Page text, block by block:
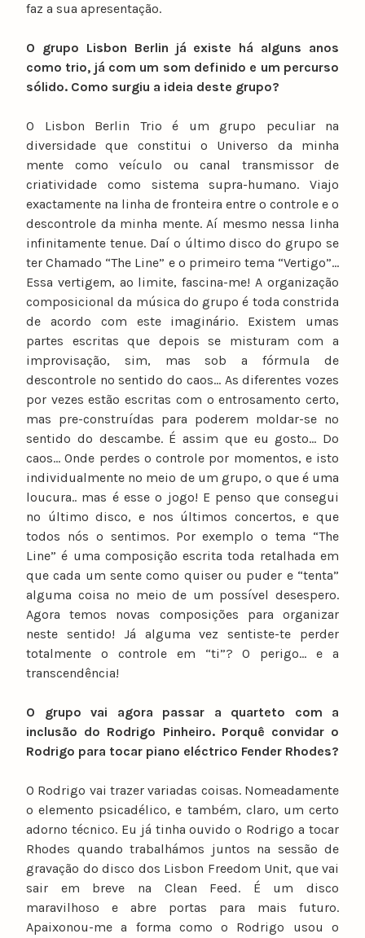
faz a sua apresentação.
O grupo Lisbon Berlin já existe há alguns anos
como trio, já com um som definido e um percurso
sólido. Como surgiu a ideia deste grupo?
O Lisbon Berlin Trio é um grupo peculiar na
diversidade que constitui o Universo da minha
mente como veículo ou canal transmissor de
criatividade como sistema supra-humano. Viajo
exactamente na linha de fronteira entre o controle e o
descontrole da minha mente. Aí mesmo nessa linha
infinitamente tenue. Daí o último disco do grupo se
ter Chamado “The Line” e o primeiro tema “Vertigo”…
Essa vertigem, ao limite, fascina-me! A organização
composicional da música do grupo é toda constrida
de acordo com este imaginário. Existem umas
partes escritas que depois se misturam com a
improvisação, sim, mas sob a fórmula de
descontrole no sentido do caos… As diferentes vozes
por vezes estão escritas com o entrosamento certo,
mas pre-construídas para poderem moldar-se no
sentido do descambe. É assim que eu gosto… Do
caos… Onde perdes o controle por momentos, e isto
individualmente no meio de um grupo, o que é uma
loucura.. mas é esse o jogo! E penso que consegui
no último disco, e nos últimos concertos, e que
todos nós o sentimos. Por exemplo o tema “The
Line” é uma composição escrita toda retalhada em
que cada um sente como quiser ou puder e “tenta”
alguma coisa no meio de um possível desespero.
Agora temos novas composições para organizar
neste sentido! Já alguma vez sentiste-te perder
totalmente o controle em “ti”? O perigo… e a
transcendência!
O grupo vai agora passar a quarteto com a
inclusão do Rodrigo Pinheiro. Porquê convidar o
Rodrigo para tocar piano eléctrico Fender Rhodes?
O Rodrigo vai trazer variadas coisas. Nomeadamente
o elemento psicadélico, e também, claro, um certo
adorno técnico. Eu já tinha ouvido o Rodrigo a tocar
Rhodes quando trabalhámos juntos na sessão de
gravação do disco dos Lisbon Freedom Unit, que vai
sair em breve na Clean Feed. É um disco
maravilhoso e abre portas para mais futuro.
Apaixonou-me a forma como o Rodrigo usou o